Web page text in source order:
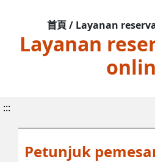
首頁 / Layanan
Layanan
:::
Petunjuk